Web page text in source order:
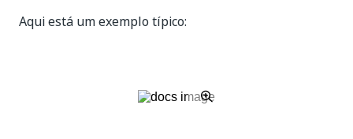
Aqui está um exemplo típico: